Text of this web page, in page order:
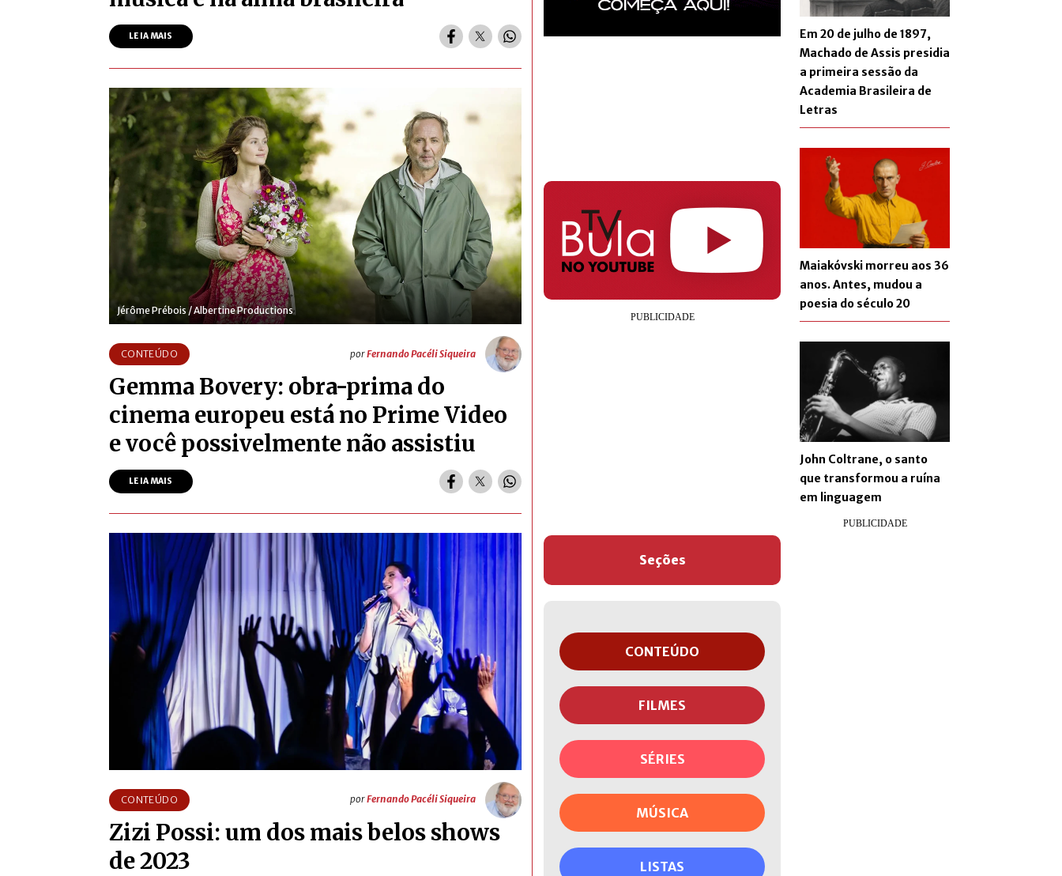
LEIA MAIS
Jérôme Prébois / Albertine Productions
CONTEÚDO porFernando Pacéli Siqueira
Gemma Bovery: obra-prima do
cinema europeu está no Prime Video
e você possivelmente não assistiu
LEIA MAIS
CONTEÚDO porFernando Pacéli Siqueira
Zizi Possi: um dos mais belos shows
de 2023
Seções
CONTEÚDO
FILMES
SÉRIES
MÚSICA
LISTAS
Em 20 de julho de 1897,
Machado de Assis presidia
a primeira sessão da
Academia Brasileira de
Letras
Maiakóvski morreu aos 36
anos. Antes, mudou a
poesia do século 20
John Coltrane, o santo
que transformou a ruína
em linguagem